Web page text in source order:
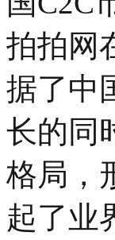
拍拍网
据了中
长的同
格局，
起了业